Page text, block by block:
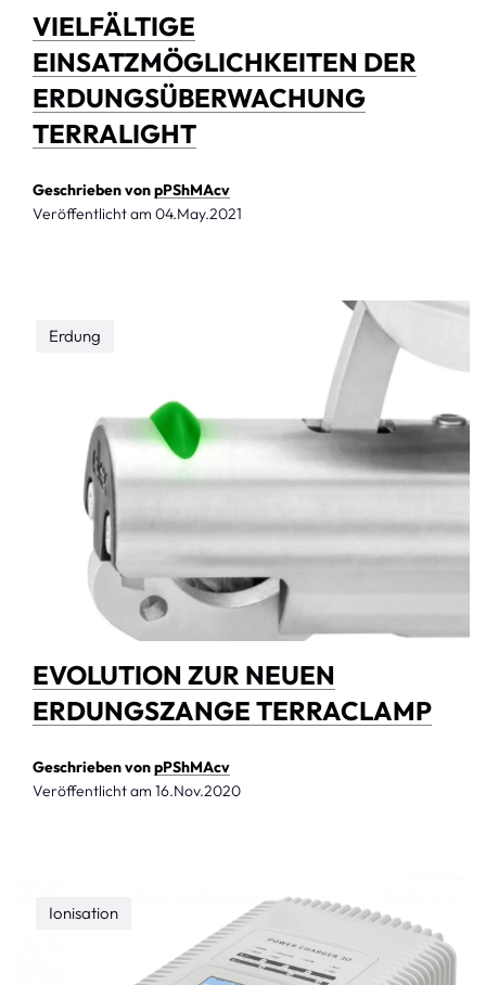
VIELFÄLTIGE
EINSATZMÖGLICHKEITEN DER
ERDUNGSÜBERWACHUNG
TERRALIGHT
Geschrieben vonpPShMAcv
Veröffentlicht am 04.May.2021
Erdung
EVOLUTION ZUR NEUEN
ERDUNGSZANGE TERRACLAMP
Geschrieben vonpPShMAcv
Veröffentlicht am 16.Nov.2020
Ionisation